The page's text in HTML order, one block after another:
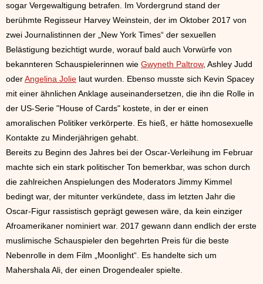
sogar Vergewaltigung betrafen. Im Vordergrund stand der
berühmte Regisseur Harvey Weinstein, der im Oktober 2017 von
zwei Journalistinnen der „New York Times“ der sexuellen
Belästigung bezichtigt wurde, worauf bald auch Vorwürfe von
bekannteren Schauspielerinnen wie Gwyneth Paltrow, Ashley Judd
oderAngelina Jolie laut wurden. Ebenso musste sich Kevin Spacey
mit einer ähnlichen Anklage auseinandersetzen, die ihn die Rolle in
der US-Serie "House of Cards" kostete, in der er einen
amoralischen Politiker verkörperte. Es hieß, er hätte homosexuelle
Kontakte zu Minderjährigen gehabt.
Bereits zu Beginn des Jahres bei der Oscar-Verleihung im Februar
machte sich ein stark politischer Ton bemerkbar, was schon durch
die zahlreichen Anspielungen des Moderators Jimmy Kimmel
bedingt war, der mitunter verkündete, dass im letzten Jahr die
Oscar-Figur rassistisch geprägt gewesen wäre, da kein einziger
Afroamerikaner nominiert war. 2017 gewann dann endlich der erste
muslimische Schauspieler den begehrten Preis für die beste
Nebenrolle in dem Film „Moonlight“. Es handelte sich um
Mahershala Ali, der einen Drogendealer spielte.